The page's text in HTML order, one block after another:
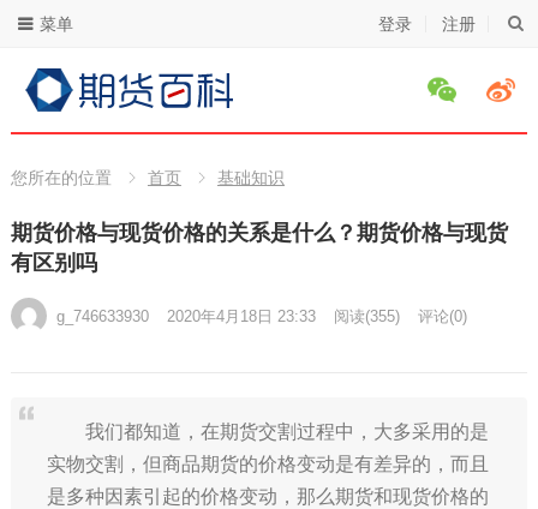
登录 注册
菜单
您所在的位置 首页 基础知识
期货价格与现货价格的关系是什么？期货价格与现货
有区别吗
g_746633930 2020年4月18日 23:33 阅读(355) 评论(0)
我们都知道，在期货交割过程中，大多采用的是
实物交割，但商品期货的价格变动是有差异的，而且
是多种因素引起的价格变动，那么期货和现货价格的